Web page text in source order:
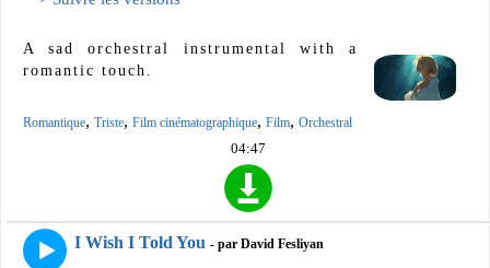
A sad orchestral instrumental with a
romantic touch.
Romantique, Triste, Film cinématographique, Film, Orchestral
04:47
I Wish I Told You - par David Fesliyan